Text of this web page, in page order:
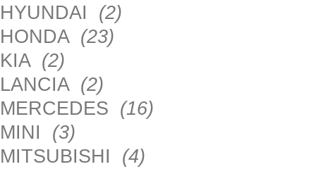
HYUNDAI (2)
HONDA (23)
KIA (2)
LANCIA (2)
MERCEDES (16)
MINI (3)
MITSUBISHI (4)